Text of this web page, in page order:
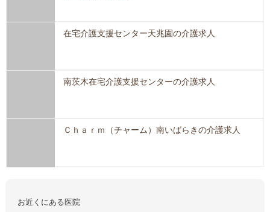
在宅介護支援センター天兆園の介護求人
南茨木在宅介護支援センターの介護求人
Ｃｈａｒｍ（チャーム）南いばらきの介護求人
お近くにある医院